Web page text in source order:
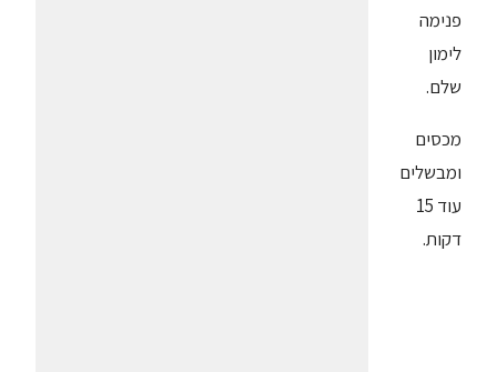
פנימה
לימון
שלם.
מכסים
ומבשלים
עוד 15
דקות.